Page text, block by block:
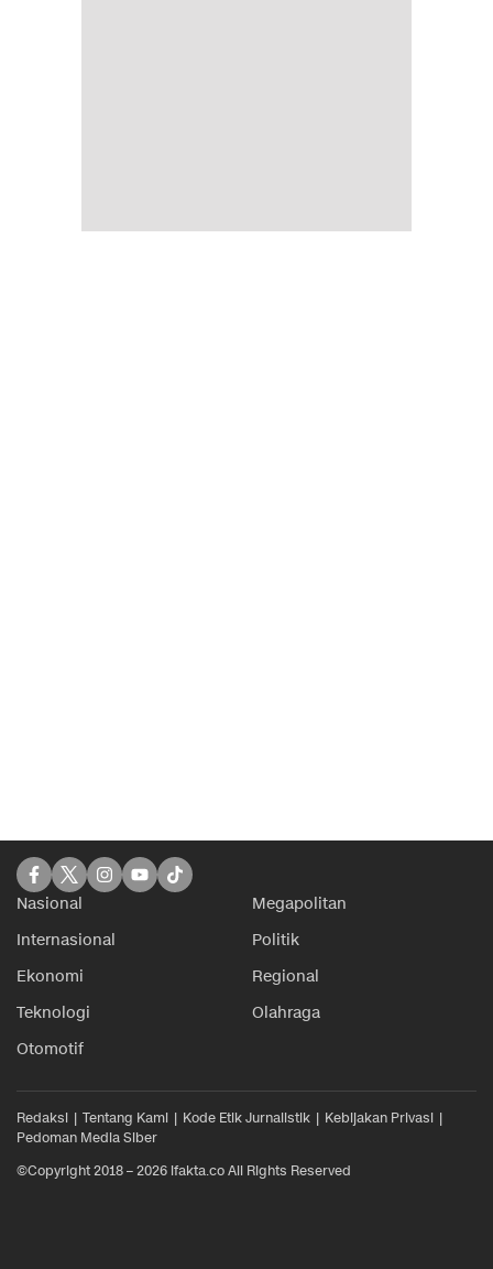
Nasional
Megapolitan
Internasional
Politik
Ekonomi
Regional
Teknologi
Olahraga
Otomotif
Redaksi Tentang Kami Kode Etik Jurnalistik
Kebijakan Privasi
Pedoman Media Siber
©Copyright 2018 – 2026 ifakta.co All Rights Reserved